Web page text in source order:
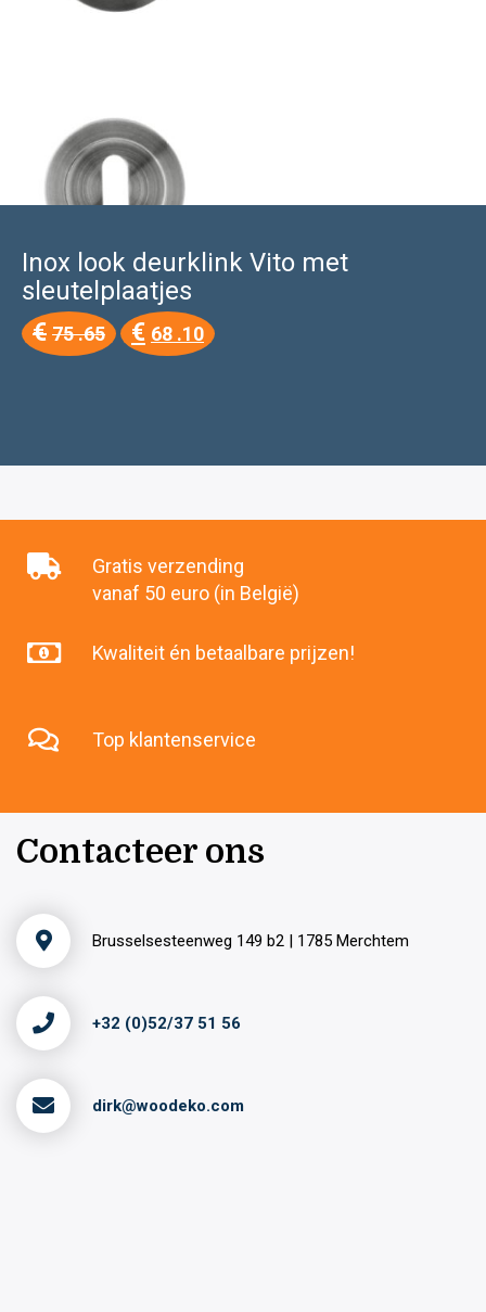
Inox look deurklink Vito met
sleutelplaatjes
€ 75 .65
Oorspronkelijke
prijs
€ 68 .10 Huidige
Gratis verzending
vanaf 50 euro (in België)
Kwaliteit én betaalbare prijzen!
Top klantenservice
Contacteer ons
Brusselsesteenweg 149 b2 | 1785 Merchtem
+32 (0)52/37 51 56
dirk@woodeko.com